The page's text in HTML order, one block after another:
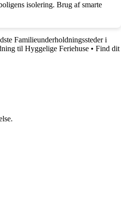
isolering. Brug af smarte
Familieunderholdningssteder i
til Hyggelige Feriehuse • Find dit